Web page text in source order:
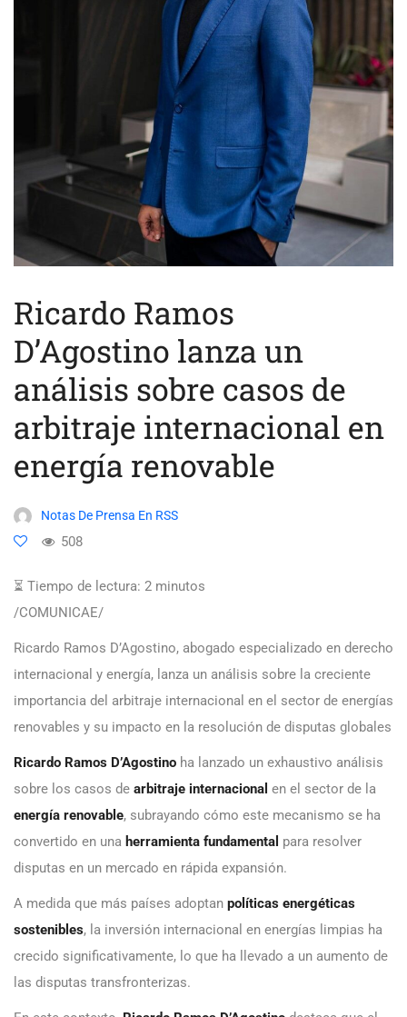
Ricardo Ramos
D’Agostino lanza un
análisis sobre casos de
arbitraje internacional en
energía renovable
Notas De Prensa En RSS
508
⏳ Tiempo de lectura: 2 minutos
/COMUNICAE/
Ricardo Ramos D’Agostino, abogado especializado en derecho
internacional y energía, lanza un análisis sobre la creciente
importancia del arbitraje internacional en el sector de energías
renovables y su impacto en la resolución de disputas globales
Ricardo Ramos D’Agostino ha lanzado un exhaustivo análisis
sobre los casos de arbitraje internacional en el sector de la
energía renovable, subrayando cómo este mecanismo se ha
convertido en una herramienta fundamental para resolver
disputas en un mercado en rápida expansión.
A medida que más países adoptan políticas energéticas
sostenibles, la inversión internacional en energías limpias ha
crecido significativamente, lo que ha llevado a un aumento de
las disputas transfronterizas.